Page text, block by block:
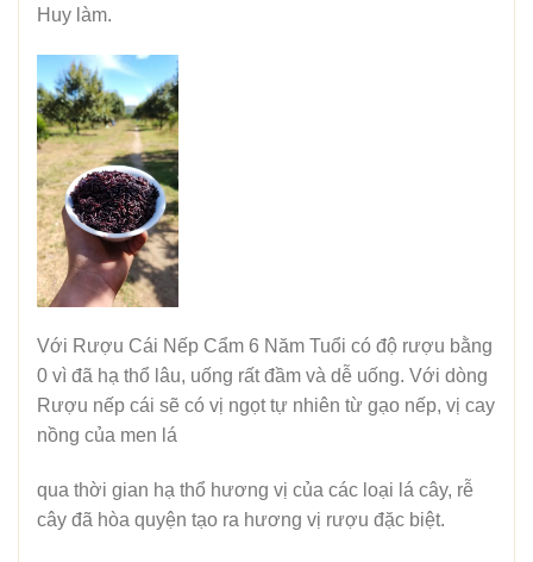
Huy làm.
Với Rượu Cái Nếp Cẩm 6 Năm Tuổi có độ rượu bằng
0 vì đã hạ thổ lâu, uống rất đầm và dễ uống. Với dòng
Rượu nếp cái sẽ có vị ngọt tự nhiên từ gạo nếp, vị cay
nồng của men lá
qua thời gian hạ thổ hương vị của các loại lá cây, rễ
cây đã hòa quyện tạo ra hương vị rượu đặc biệt.